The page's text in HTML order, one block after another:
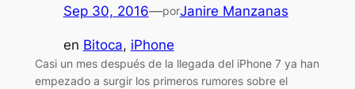
Sep 30, 2016—porJanire Manzanas
en Bitoca, iPhone
Casi un mes después de la llegada del iPhone 7 ya han
empezado a surgir los primeros rumores sobre el